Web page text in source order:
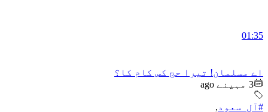
01:35
اے مسلمان! تیرا حج کس کام کا؟
3 مہینے ago
#آل_سعود ,